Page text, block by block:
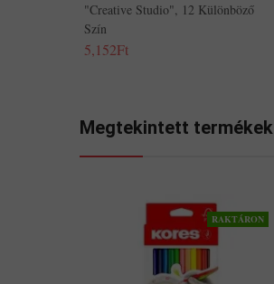
"Creative Studio", 12 Különböző
Szín
5,152Ft
Megtekintett termékek
RAKTÁRON